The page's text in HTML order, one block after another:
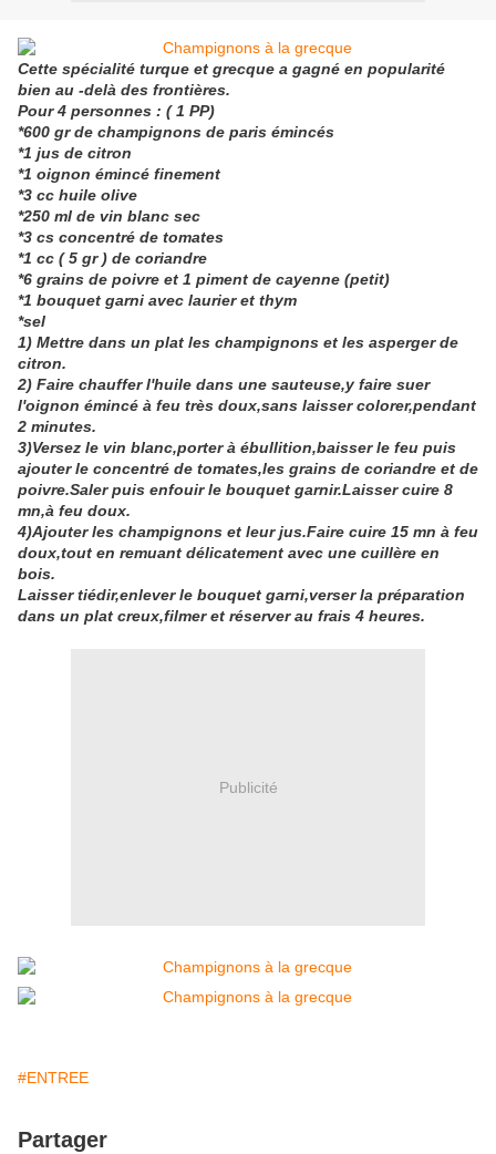
Cette spécialité turque et grecque a gagné en popularité
bien au -delà des frontières.
Pour 4 personnes : ( 1 PP)
*600 gr de champignons de paris émincés
*1 jus de citron
*1 oignon émincé finement
*3 cc huile olive
*250 ml de vin blanc sec
*3 cs concentré de tomates
*1 cc ( 5 gr ) de coriandre
*6 grains de poivre et 1 piment de cayenne (petit)
*1 bouquet garni avec laurier et thym
*sel
1) Mettre dans un plat les champignons et les asperger de
citron.
2) Faire chauffer l'huile dans une sauteuse,y faire suer
l'oignon émincé à feu très doux,sans laisser colorer,pendant
2 minutes.
3)Versez le vin blanc,porter à ébullition,baisser le feu puis
ajouter le concentré de tomates,les grains de coriandre et de
poivre.Saler puis enfouir le bouquet garnir.Laisser cuire 8
mn,à feu doux.
4)Ajouter les champignons et leur jus.Faire cuire 15 mn à feu
doux,tout en remuant délicatement avec une cuillère en
bois.
Laisser tiédir,enlever le bouquet garni,verser la préparation
dans un plat creux,filmer et réserver au frais 4 heures.
Publicité
#ENTREE
Partager